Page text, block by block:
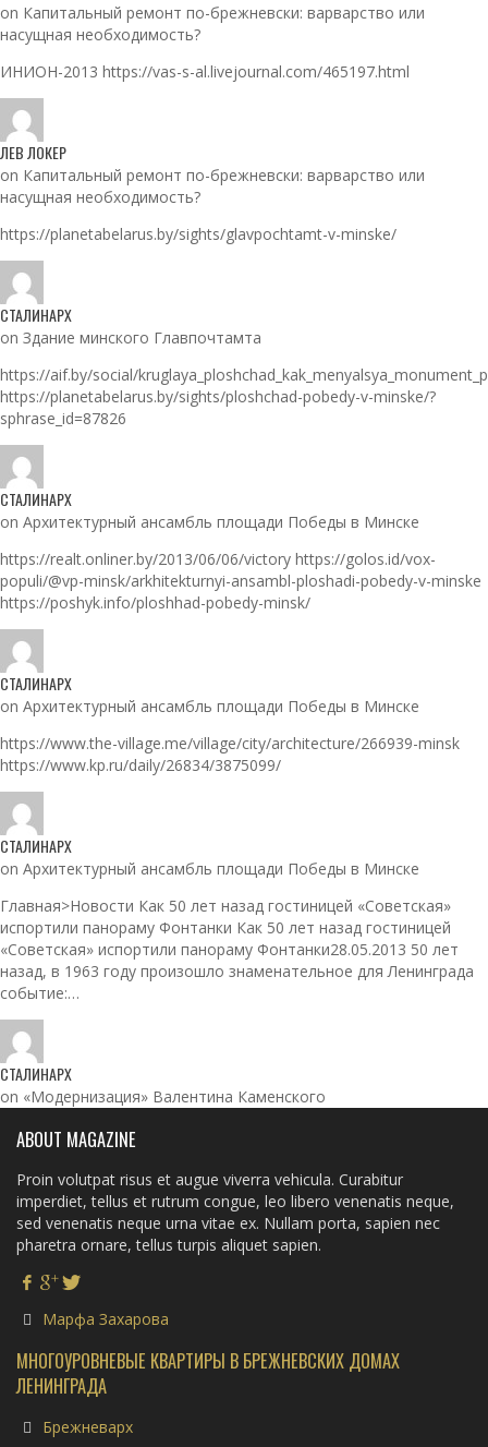
on Капитальный ремонт по-брежневски: варварство или
насущная необходимость?
ИНИОН-2013 https://vas-s-al.livejournal.com/465197.html
ЛЕВ ЛОКЕР
on Капитальный ремонт по-брежневски: варварство или
насущная необходимость?
https://planetabelarus.by/sights/glavpochtamt-v-minske/
СТАЛИНАРХ
on Здание минского Главпочтамта
https://aif.by/social/
https://planetabelarus.by/sights/ploshchad-pobedy-v-minske/?
sphrase_id=87826
СТАЛИНАРХ
on Архитектурный ансамбль площади Победы в Минске
https://realt.onliner.by/2013/06/06/victory https://golos.id/vox-
populi/@vp-minsk/arkhitekturnyi-ansambl-ploshadi-pobedy-v-minske
https://poshyk.info/ploshhad-pobedy-minsk/
СТАЛИНАРХ
on Архитектурный ансамбль площади Победы в Минске
https://www.the-village.me/village/city/architecture/266939-minsk
https://www.kp.ru/daily/26834/3875099/
СТАЛИНАРХ
on Архитектурный ансамбль площади Победы в Минске
Главная>Новости Как 50 лет назад гостиницей «Советская»
испортили панораму Фонтанки Как 50 лет назад гостиницей
«Советская» испортили панораму Фонтанки28.05.2013 50 лет
назад, в 1963 году произошло знаменательное для Ленинграда
событие:…
СТАЛИНАРХ
on «Модернизация» Валентина Каменского
ABOUT MAGAZINE
Proin volutpat risus et augue viverra vehicula. Curabitur
imperdiet, tellus et rutrum congue, leo libero venenatis neque,
sed venenatis neque urna vitae ex. Nullam porta, sapien nec
pharetra ornare, tellus turpis aliquet sapien.
Марфа Захарова
МНОГОУРОВНЕВЫЕ КВАРТИРЫ В БРЕЖНЕВСКИХ ДОМАХ
ЛЕНИНГРАДА
Брежневарх